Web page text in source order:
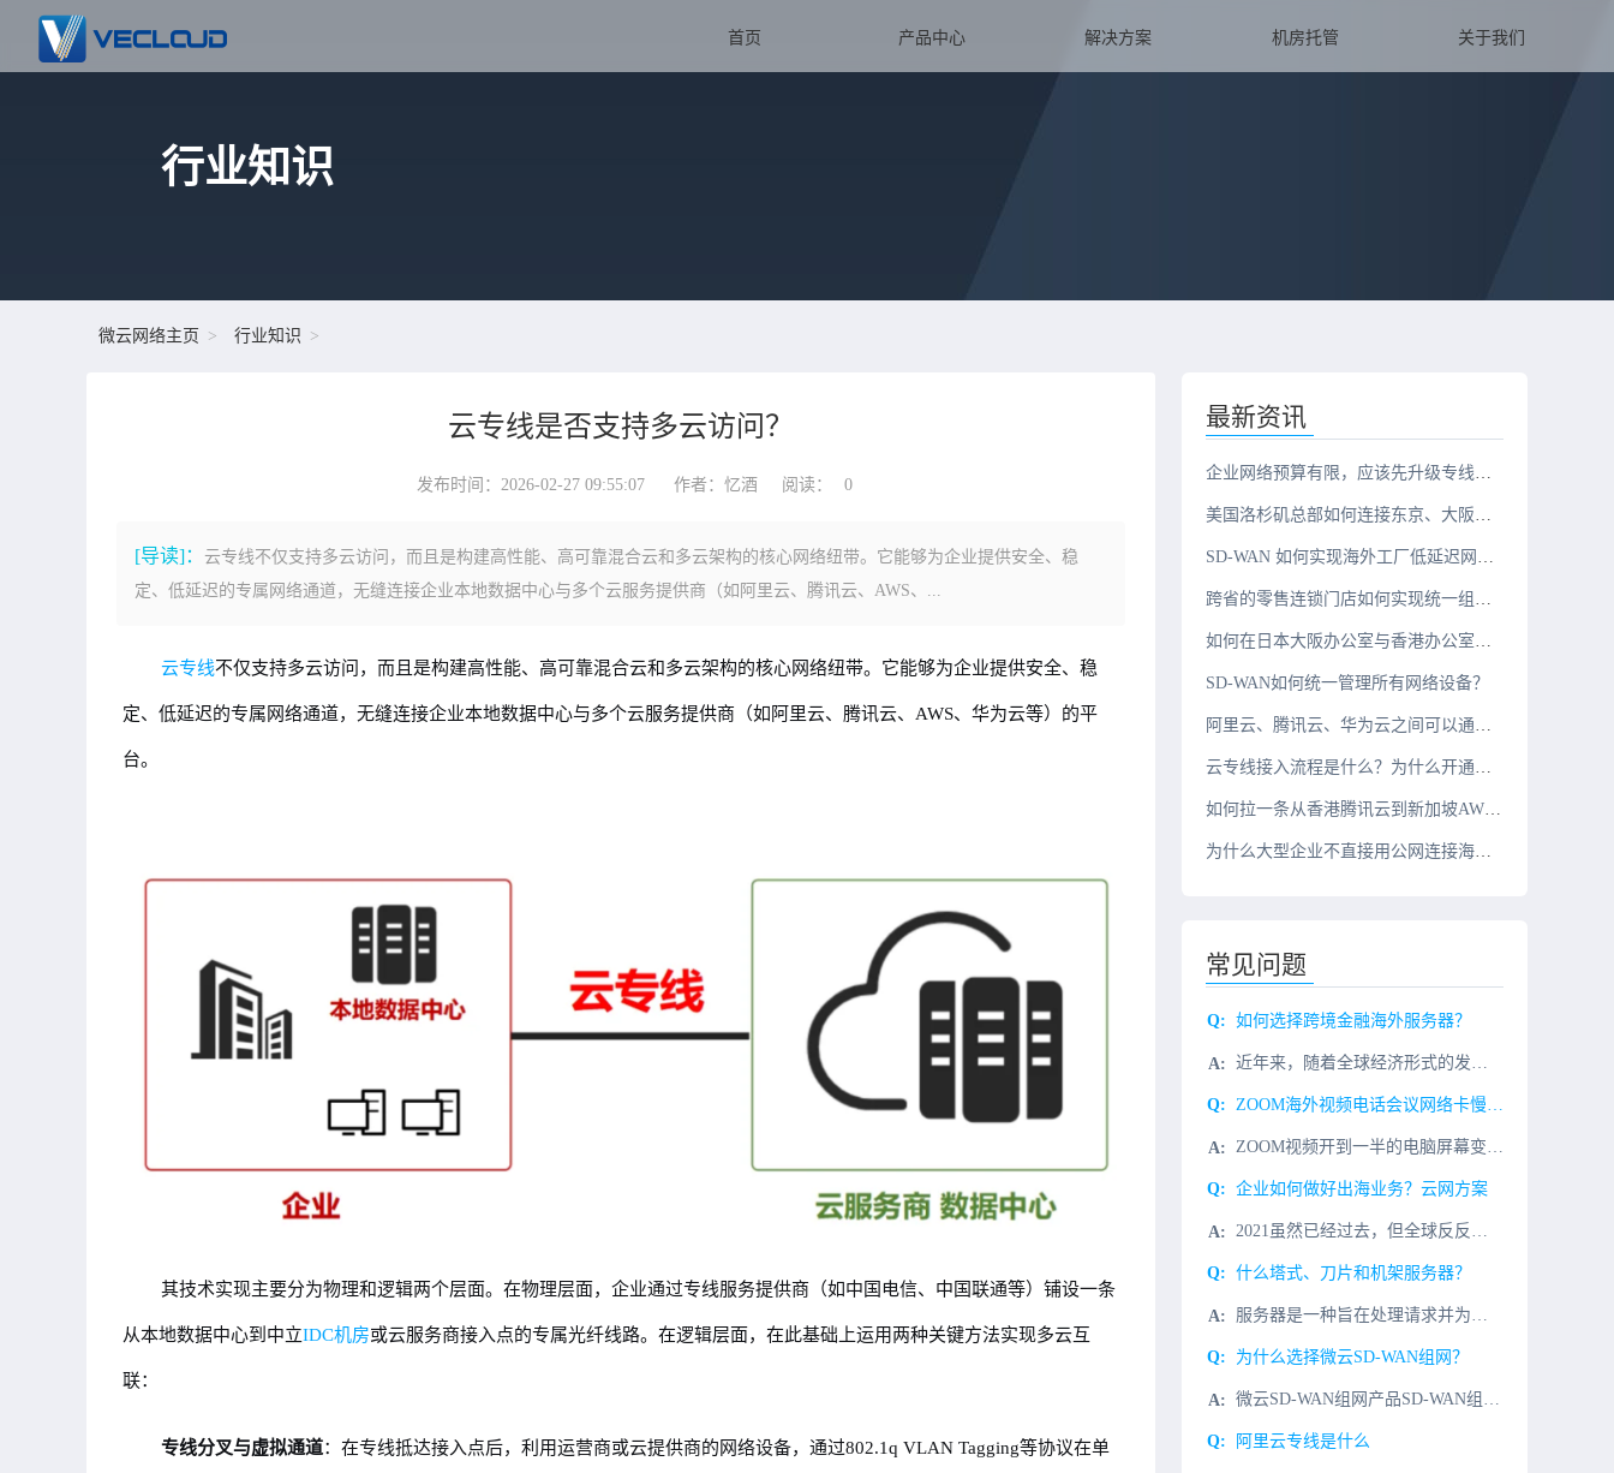
首页 产品中心 解决方案 机房托管 关于我们
行业知识
微云网络主页 行业知识
云专线是否支持多云访问？
发布时间：2026-02-27 09:55:07 作者：忆酒 阅读： 0
[导读]：
云专线不仅支持多云访问，而且是构建高性能、高可靠混合云和多云架构的核心网络纽带。它能够为企业提供安全、稳
定、低延迟的专属网络通道，无缝连接企业本地数据中心与多个云服务提供商（如阿里云、腾讯云、AWS、...
云专线不仅支持多云访问，而且是构建高性能、高可靠混合云和多云架构的核心网络纽带。它能够为企业提供安全、稳
定、低延迟的专属网络通道，无缝连接企业本地数据中心与多个云服务提供商（如阿里云、腾讯云、AWS、华为云等）的平
台。
其技术实现主要分为物理和逻辑两个层面。在物理层面，企业通过专线服务提供商（如中国电信、中国联通等）铺设一条
从本地数据中心到中立IDC机房或云服务商接入点的专属光纤线路。在逻辑层面，在此基础上运用两种关键方法实现多云互
联：
专线分叉与虚拟通道：在专线抵达接入点后，利用运营商或云提供商的网络设备，通过802.1q VLAN Tagging等协议在单
最新资讯
企业网络预算有限，应该先升级专线还是服务器？
美国洛杉矶总部如何连接东京、大阪、新加坡三地办公室？
SD-WAN 如何实现海外工厂低延迟网络？
跨省的零售连锁门店如何实现统一组网？
如何在日本大阪办公室与香港办公室之间搭建组网？
SD-WAN如何统一管理所有网络设备？
阿里云、腾讯云、华为云之间可以通过云专线互联吗？
云专线接入流程是什么？为什么开通周期需要几周？
如何拉一条从香港腾讯云到新加坡AWS的10G云专线？
为什么大型企业不直接用公网连接海外办公室？
常见问题
如何选择跨境金融海外服务器？
近年来，随着全球经济形式的发展，许多国内企业都专注于国外，跨境电子商务和跨境金融也在迅速发展。许多人认为互联网和金融业的结合是跨境金融，但事实并非如此。跨境互联网金融不是两者的简单结合，而是在实现安全
ZOOM海外视频电话会议网络卡慢解决方案，ZOOM视频专线
ZOOM视频开到一半的电脑屏幕变白，共享中断，视频掉线，模糊，主要是网络问题，ZOOM视频会议对端服务器在国外欧美等国家，服务器数据传输缓慢，有丢包的原因。解决ZOOM视频电话会议的连接
企业如何做好出海业务？云网方案
2021虽然已经过去，但全球反反复复的疫情，以及种种不确定性，仍催促着企业不断探索转型和增长之路。而海外市场正成为中国企业发展新的蓝海。几十年改革开放的积累和互联网的飞速发展，使得中国企业创新力和竞争
什么塔式、刀片和机架服务器？
服务器是一种旨在处理请求并为其他程序、设备或客户提供服务和功能的计算设备。通常，服务器比传统计算机具有更大的处理能力、更高的内存和更多的存储空间。使用服务器，客户端可以从数据处理、处理多个请求和执行计
为什么选择微云SD-WAN组网？
微云SD-WAN组网产品SD-WAN组网是微云网络提供的高速、安全、稳定的连接服务；基于微云SD-WAN网络，客户端安装SD-WAN设备，通过互联网的接入方式连接，满足不同地域互联需求。帮助企业快速构
阿里云专线是什么